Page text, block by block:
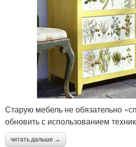
Старую мебель не обязательно
обновить с использованием
читать дальше →